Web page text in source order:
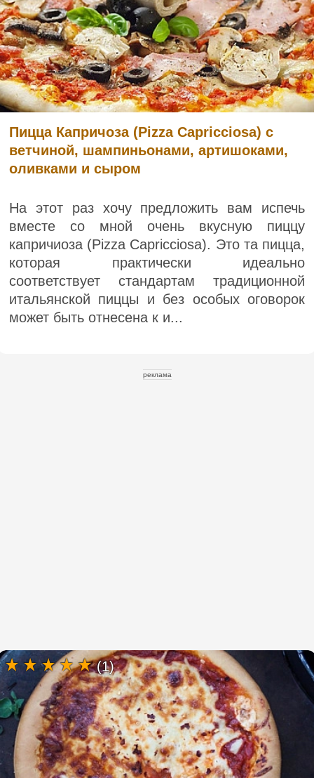
Пицца Капричоза (Pizza Capricciosa) с
ветчиной, шампиньонами, артишоками,
оливками и сыром
На этот раз хочу предложить вам испечь
вместе со мной очень вкусную пиццу
капричиоза (Pizza Capricciosa). Это та пицца,
которая практически идеально
соответствует стандартам традиционной
итальянской пиццы и без особых оговорок
может быть отнесена к и...
реклама
(1)